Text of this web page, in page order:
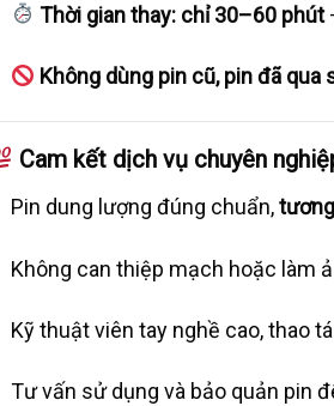
Thời gian thay: chỉ 30–60 phút
Không dùng pin cũ, pin đã
Cam kết dịch vụ chuyên
Pin dung lượng đúng chuẩn,
Không can thiệp mạch hoặc làm
Kỹ thuật viên tay nghề cao, thao
Tư vấn sử dụng và bảo quản pin